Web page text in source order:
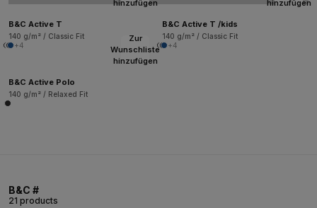
hinzufügen
B&C Active T
140 g/m² / Classic Fit
+4
hinzufügen
B&C Active T /kids
140 g/m² / Classic Fit
+4
Zur
Wunschliste
hinzufügen
B&C Active Polo
140 g/m² / Relaxed Fit
B&C #
21 products